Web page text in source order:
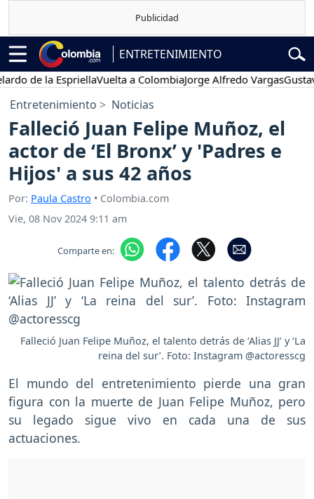
ENTRETENIMIENTO
la EspriellaVuelta a ColombiaJorge Alfredo VargasGustavo
Entretenimiento Noticias
Falleció Juan Felipe Muñoz, el
actor de ‘El Bronx’ y 'Padres e
Hijos' a sus 42 años
Por: Paula Castro • Colombia.com
Vie, 08 Nov 2024 9:11 am
Comparte en:
Falleció Juan Felipe Muñoz, el talento detrás de ‘Alias JJ’ y ‘La
reina del sur’. Foto: Instagram @actoresscg
El mundo del entretenimiento pierde una gran
figura con la muerte de Juan Felipe Muñoz, pero
su legado sigue vivo en cada una de sus
actuaciones.